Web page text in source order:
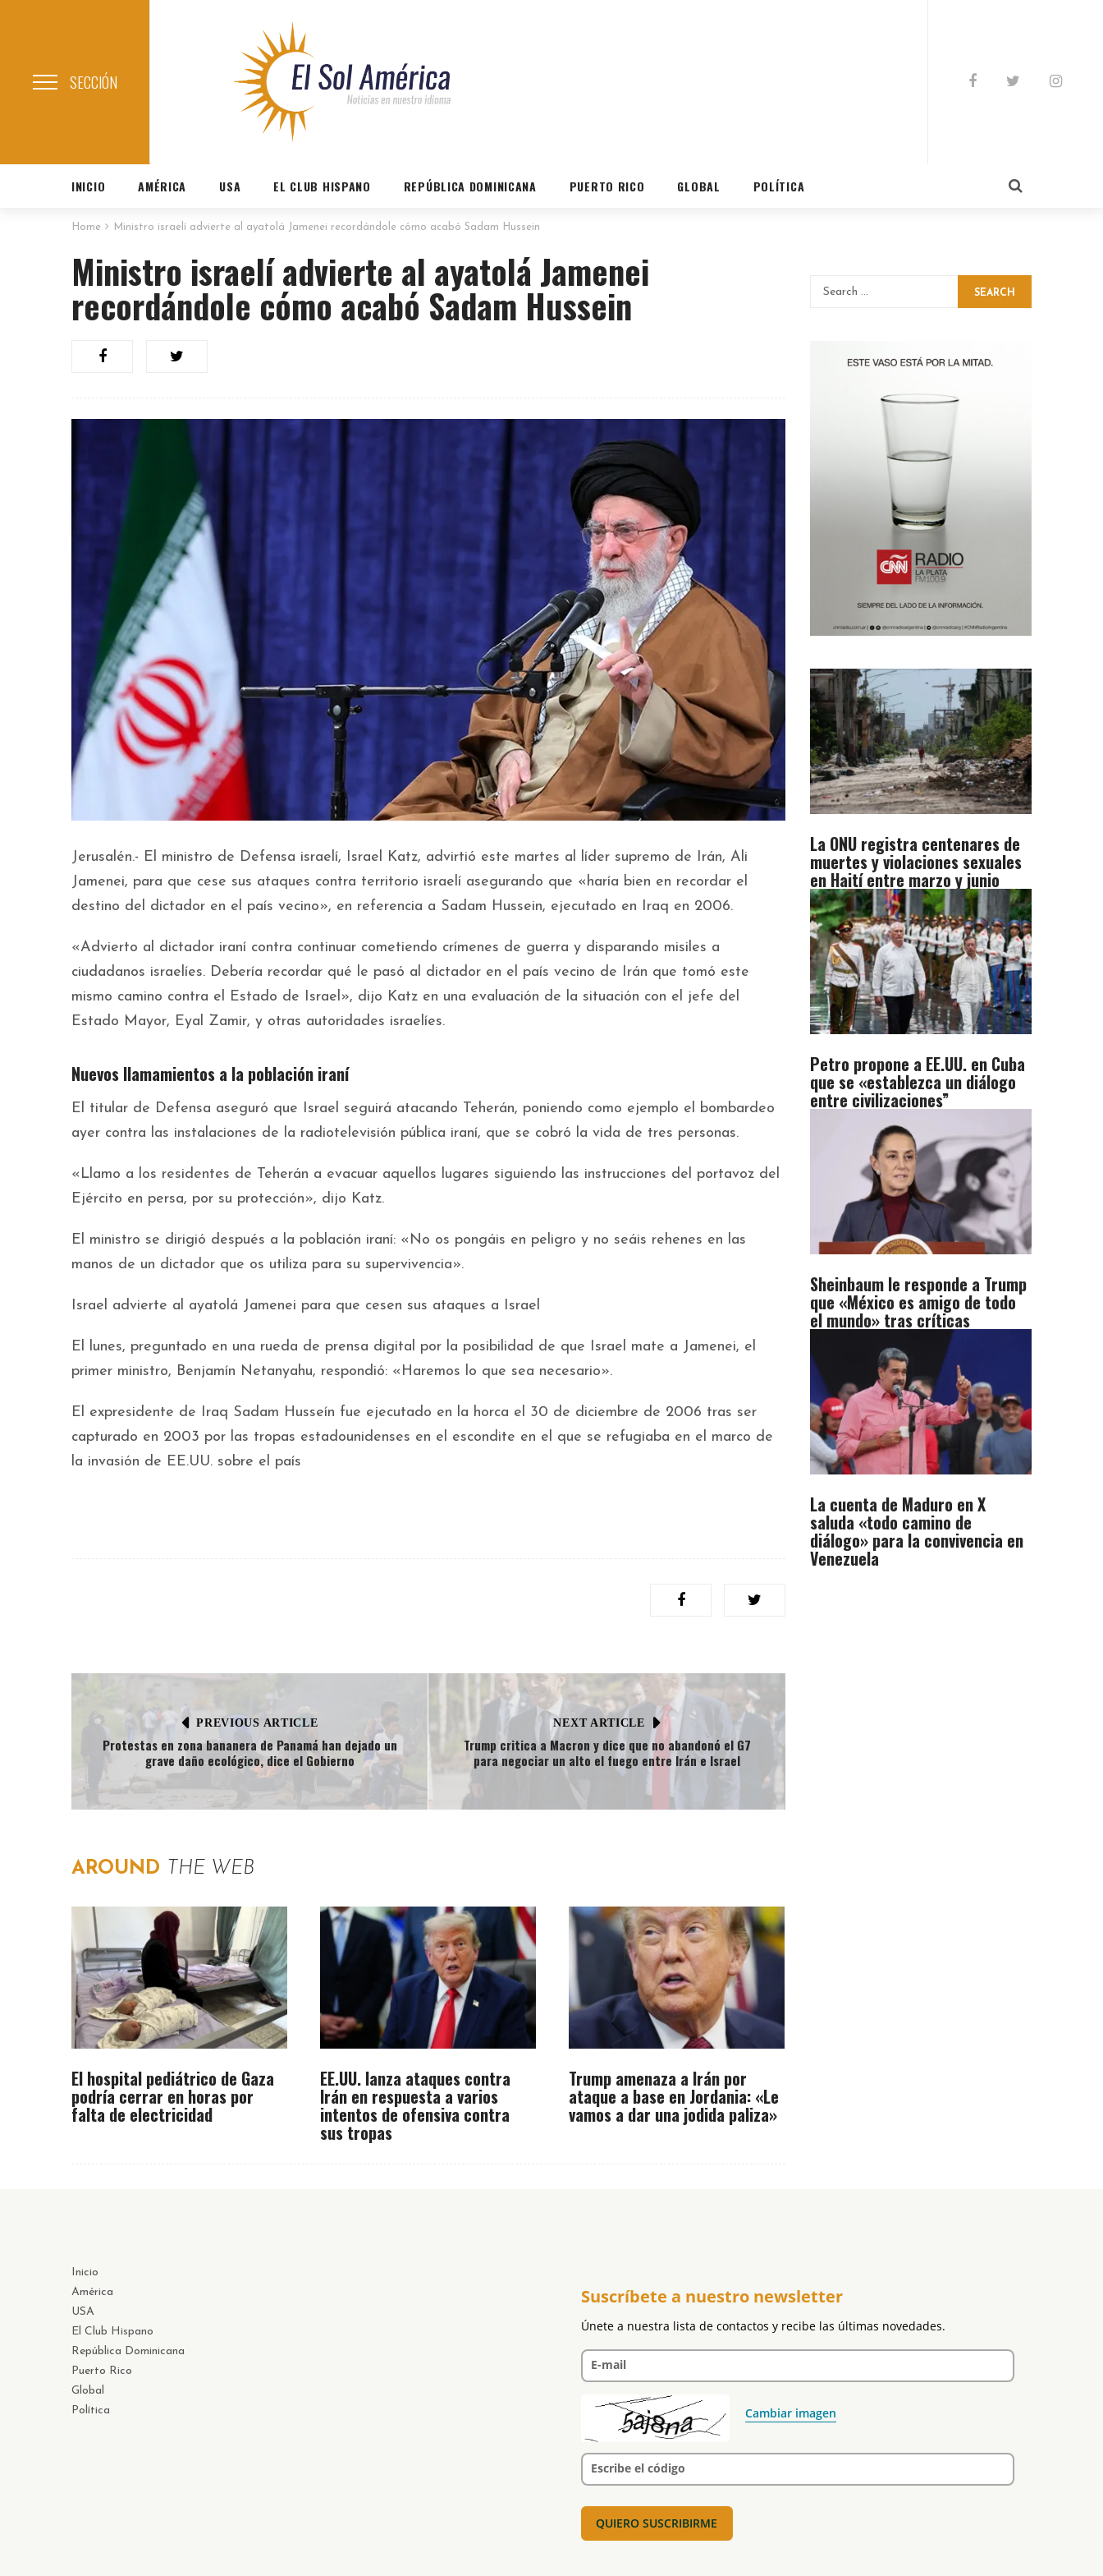
SECCIÓN
INICIO AMÉRICA USA EL CLUB HISPANO REPÚBLICA DOMINICANA PUERTO RICO GLOBAL POLÍTICA
Home Ministro israelí advierte al ayatolá Jamenei recordándole cómo acabó Sadam Hussein
Ministro israelí advierte al ayatolá Jamenei
recordándole cómo acabó Sadam Hussein
Jerusalén.- El ministro de Defensa israelí, Israel Katz, advirtió este martes al líder supremo de Irán, Ali
Jamenei, para que cese sus ataques contra territorio israelí asegurando que «haría bien en recordar el
destino del dictador en el país vecino», en referencia a Sadam Hussein, ejecutado en Iraq en 2006.
«Advierto al dictador iraní contra continuar cometiendo crímenes de guerra y disparando misiles a
ciudadanos israelíes. Debería recordar qué le pasó al dictador en el país vecino de Irán que tomó este
mismo camino contra el Estado de Israel», dijo Katz en una evaluación de la situación con el jefe del
Estado Mayor, Eyal Zamir, y otras autoridades israelíes.
Nuevos llamamientos a la población iraní
El titular de Defensa aseguró que Israel seguirá atacando Teherán, poniendo como ejemplo el bombardeo
ayer contra las instalaciones de la radiotelevisión pública iraní, que se cobró la vida de tres personas.
«Llamo a los residentes de Teherán a evacuar aquellos lugares siguiendo las instrucciones del portavoz del
Ejército en persa, por su protección», dijo Katz.
El ministro se dirigió después a la población iraní: «No os pongáis en peligro y no seáis rehenes en las
manos de un dictador que os utiliza para su supervivencia».
Israel advierte al ayatolá Jamenei para que cesen sus ataques a Israel
El lunes, preguntado en una rueda de prensa digital por la posibilidad de que Israel mate a Jamenei, el
primer ministro, Benjamín Netanyahu, respondió: «Haremos lo que sea necesario».
El expresidente de Iraq Sadam Husseín fue ejecutado en la horca el 30 de diciembre de 2006 tras ser
capturado en 2003 por las tropas estadounidenses en el escondite en el que se refugiaba en el marco de
la invasión de EE.UU. sobre el país
PREVIOUS ARTICLE
Protestas en zona bananera de Panamá han dejado un
grave daño ecológico, dice el Gobierno
NEXT ARTICLE
Trump critica a Macron y dice que no abandonó el G7
para negociar un alto el fuego entre Irán e Israel
AROUND THE WEB
El hospital pediátrico de Gaza
podría cerrar en horas por
falta de electricidad
EE.UU. lanza ataques contra
Irán en respuesta a varios
intentos de ofensiva contra
sus tropas
Trump amenaza a Irán por
ataque a base en Jordania: «Le
vamos a dar una jodida paliza»
SEARCH
La ONU registra centenares de
muertes y violaciones sexuales
en Haití entre marzo y junio
Petro propone a EE.UU. en Cuba
que se «establezca un diálogo
entre civilizaciones”
Sheinbaum le responde a Trump
que «México es amigo de todo
el mundo» tras críticas
La cuenta de Maduro en X
saluda «todo camino de
diálogo» para la convivencia en
Venezuela
Inicio
América
USA
El Club Hispano
República Dominicana
Puerto Rico
Global
Política
Suscríbete a nuestro newsletter
Únete a nuestra lista de contactos y recibe las últimas novedades.
E-mail
Cambiar imagen
Escribe el código